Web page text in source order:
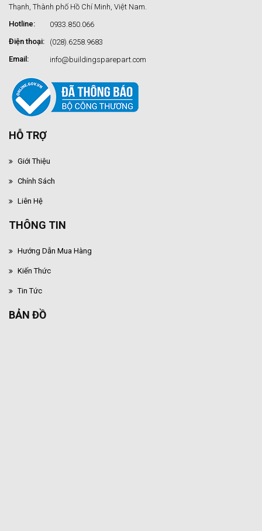
Thạnh, Thành phố Hồ Chí Minh, Việt Nam.
Hotline:
0933.850.066
Điện thoại:
(028).6258.9683
Email:
info@buildingsparepart.com
HỖ TRỢ
Giới Thiệu
Chính Sách
Liên Hệ
THÔNG TIN
Hướng Dẫn Mua Hàng
Kiến Thức
Tin Tức
BẢN ĐỒ